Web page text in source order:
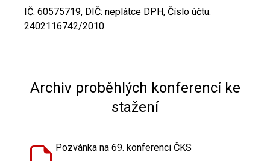
IČ: 60575719, DIČ: neplátce DPH, Číslo účtu:
2402116742/2010
Archiv proběhlých konferencí ke
stažení
Pozvánka na 69. konferenci ČKS